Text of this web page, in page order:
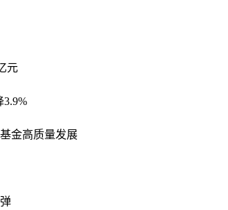
元
金高质量发展